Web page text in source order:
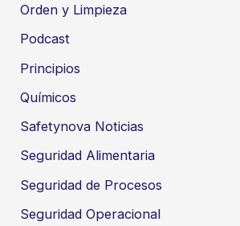
Orden y Limpieza
Podcast
Principios
Químicos
Safetynova Noticias
Seguridad Alimentaria
Seguridad de Procesos
Seguridad Operacional